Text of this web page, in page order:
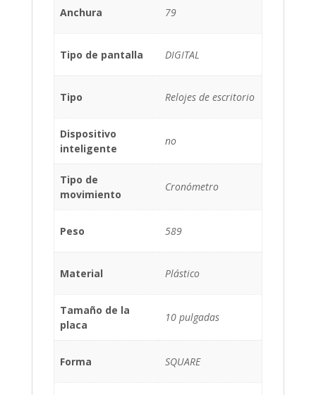
Anchura 79
Tipo de pantalla DIGITAL
Tipo Relojes de escritorio
Dispositivo
inteligente
no
Tipo de
movimiento
Cronómetro
Peso 589
Material Plástico
Tamaño de la
placa
10 pulgadas
Forma SQUARE